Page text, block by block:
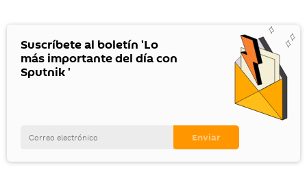
Suscríbete al boletín 'Lo
más importante del día con
Sputnik '